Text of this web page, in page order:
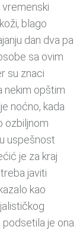
blago
dan dva pa
sa ovim
su znaci
nekim opštim
noćno, kada
ozbiljnom
uspešnost
je za kraj
javiti
kao
je ona.